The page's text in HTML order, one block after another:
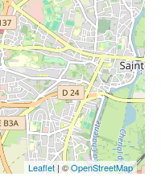
Leaflet | ©OpenStreetMap